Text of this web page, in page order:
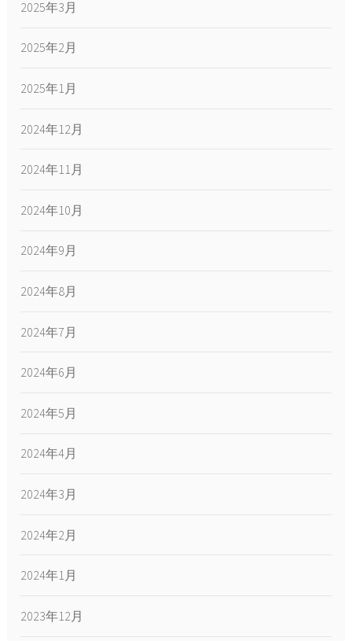
2025年3月
2025年2月
2025年1月
2024年12月
2024年11月
2024年10月
2024年9月
2024年8月
2024年7月
2024年6月
2024年5月
2024年4月
2024年3月
2024年2月
2024年1月
2023年12月